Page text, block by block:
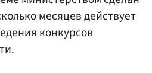
месяцев действует
конкурсов